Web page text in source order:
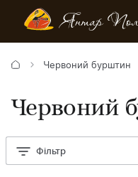
Червоний бурштин
Червоний
Фільтр